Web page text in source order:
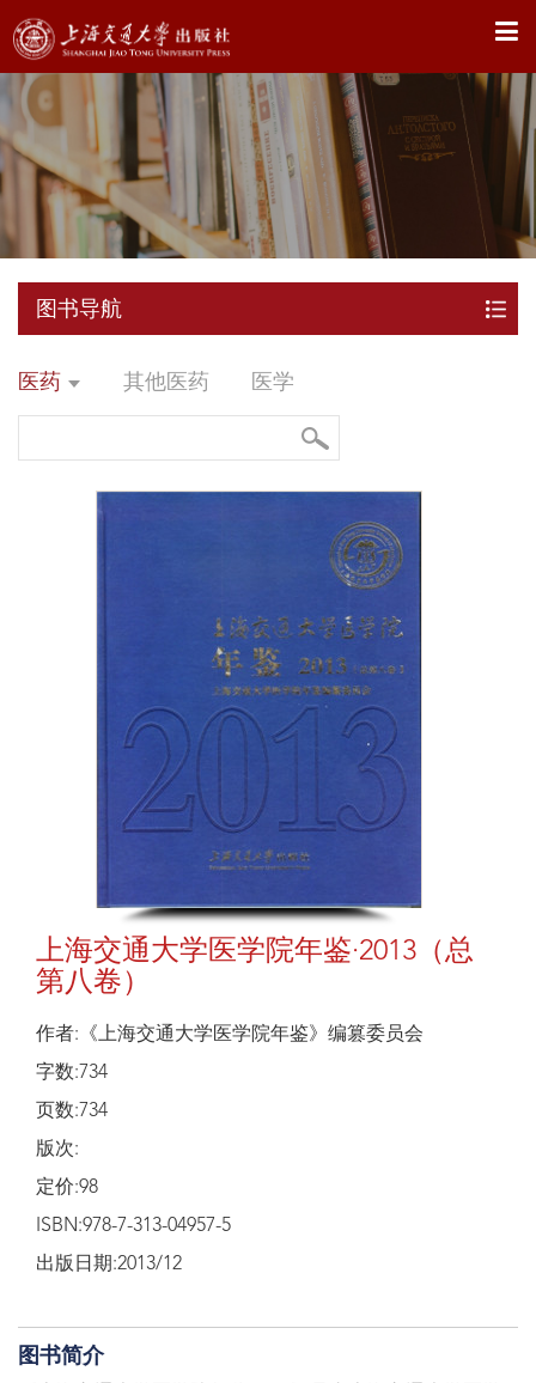
X
图书导航
医药 其他医药 医学
上海交通大学医学院年鉴·2013（总
第八卷）
作者:《上海交通大学医学院年鉴》编篡委员会
字数:734
页数:734
版次:
定价:98
ISBN:978-7-313-04957-5
出版日期:2013/12
图书简介